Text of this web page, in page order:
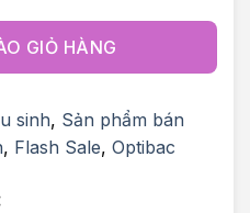
GIỎ HÀNG
sinh, Sản phẩm bán
, Flash Sale, Optibac